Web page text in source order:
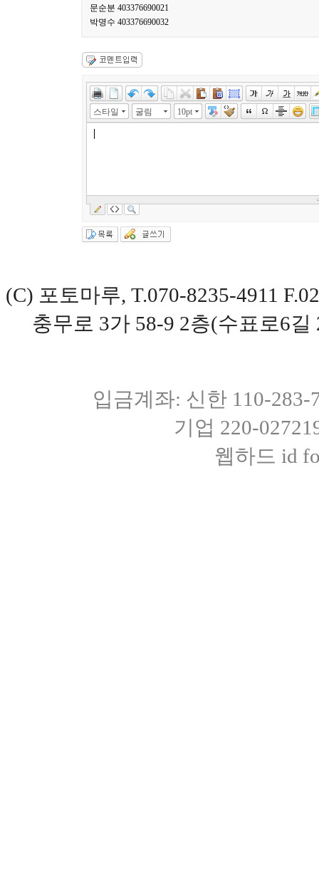
문순분 403376690021
박명수 403376690032
스타일 굴림 10pt
(C) 포토마루, T.070-8235-4911
충무로 3가 58-9 2층(수표로6
입금계좌: 신한 110-
기업 220-
웹하드 id